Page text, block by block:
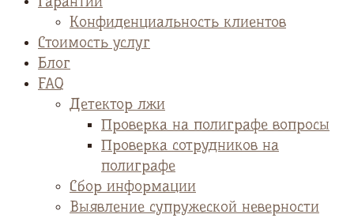
Конфиденциальность клиентов
Стоимость услуг
Блог
FAQ
Детектор лжи
Проверка на полиграфе вопросы
Проверка сотрудников на
полиграфе
Сбор информации
Выявление супружеской неверности